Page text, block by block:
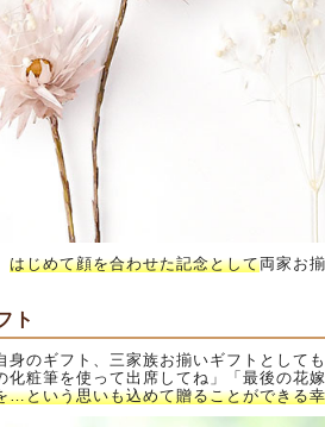
はじめて顔を合わせた記念として両家お
ト
のギフト、三家族お揃いギフトとして
化粧筆を使って出席してね」「最後の花
…という思いも込めて贈ることができる